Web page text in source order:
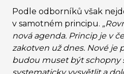
Podle odborníků však
v samotném principu.
nová agenda. Princip je v
zakotven už dnes. Nové je
budou muset být schopny